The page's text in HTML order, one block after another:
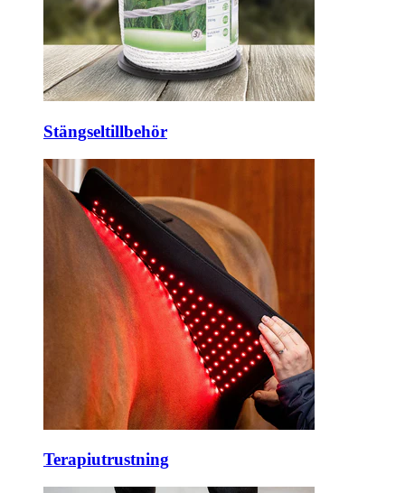
Stängseltillbehör
Terapiutrustning